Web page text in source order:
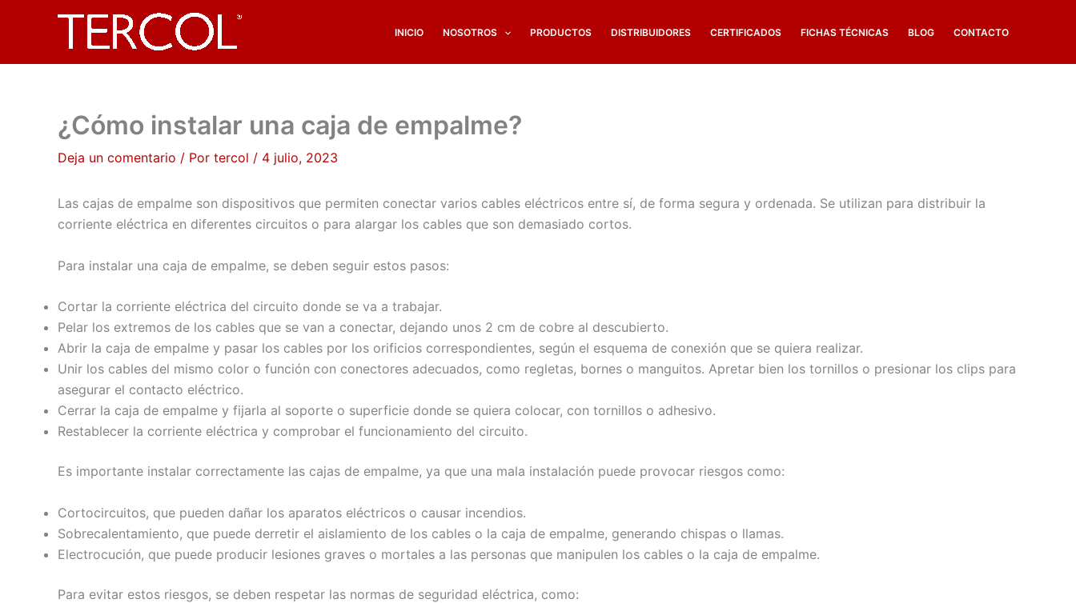
INICIO NOSOTROS PRODUCTOS DISTRIBUIDORES CERTIFICADOS FICHAS TÉCNICAS BLOG CONTACTO
¿Cómo instalar una caja de empalme?
Deja un comentario / Por tercol / 4 julio, 2023
Las cajas de empalme son dispositivos que permiten conectar varios cables eléctricos entre sí, de forma segura y ordenada. Se utilizan para distribuir la
corriente eléctrica en diferentes circuitos o para alargar los cables que son demasiado cortos.
Para instalar una caja de empalme, se deben seguir estos pasos:
Cortar la corriente eléctrica del circuito donde se va a trabajar.
Pelar los extremos de los cables que se van a conectar, dejando unos 2 cm de cobre al descubierto.
Abrir la caja de empalme y pasar los cables por los orificios correspondientes, según el esquema de conexión que se quiera realizar.
Unir los cables del mismo color o función con conectores adecuados, como regletas, bornes o manguitos. Apretar bien los tornillos o presionar los clips para
asegurar el contacto eléctrico.
Cerrar la caja de empalme y fijarla al soporte o superficie donde se quiera colocar, con tornillos o adhesivo.
Restablecer la corriente eléctrica y comprobar el funcionamiento del circuito.
Es importante instalar correctamente las cajas de empalme, ya que una mala instalación puede provocar riesgos como:
Cortocircuitos, que pueden dañar los aparatos eléctricos o causar incendios.
Sobrecalentamiento, que puede derretir el aislamiento de los cables o la caja de empalme, generando chispas o llamas.
Electrocución, que puede producir lesiones graves o mortales a las personas que manipulen los cables o la caja de empalme.
Para evitar estos riesgos, se deben respetar las normas de seguridad eléctrica, como: